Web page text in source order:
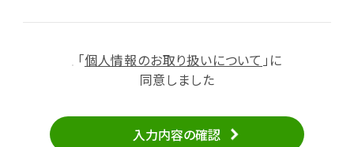
・メールマガジン、お知らせ、広告等の配信
（2）ユーザーからのお問い合わせへの対応
せの内容確認、返答
・当サービスの品質改善
「個人情報のお取り扱いについて 」に
同意しました
入力内容の確認